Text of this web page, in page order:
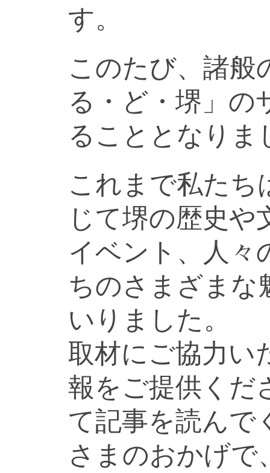
す。
このたび、諸般
る・ど・堺」の
ることとなりま
これまで私たち
じて堺の歴史や
イベント、人々
ちのさまざまな
いりました。
取材にご協力い
報をご提供くだ
て記事を読んで
さまのおかげで